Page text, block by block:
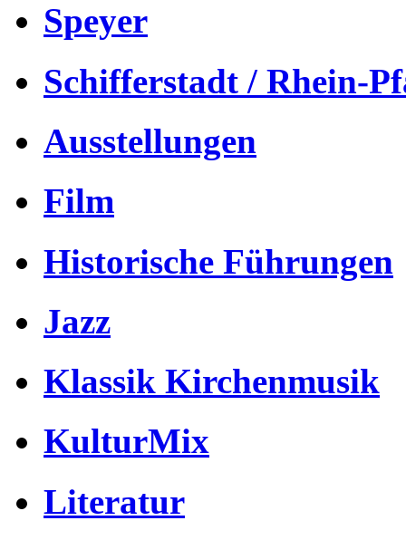
Speyer
Schifferstadt / Rhein-
Ausstellungen
Film
Historische Führungen
Jazz
Klassik Kirchenmusik
KulturMix
Literatur